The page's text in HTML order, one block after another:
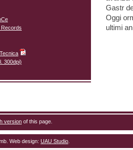
300dpi)
Gastr
Oggi
ultimi
version of this page.
Web design: UAU Studio